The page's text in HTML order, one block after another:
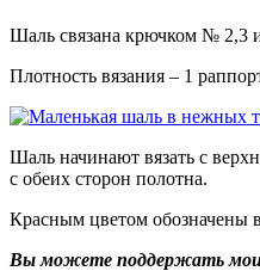
Шаль связана крючком № 2,3
Плотность вязания – 1
Шаль начинают вязать с
с обеих сторон полотна.
Красным цветом обозначены
Вы можете поддержать мои